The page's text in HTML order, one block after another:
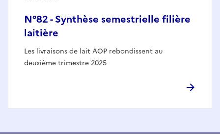
N°82 - Synthèse semestrielle filière
laitière
Les livraisons de lait AOP rebondissent au
deuxième trimestre 2025